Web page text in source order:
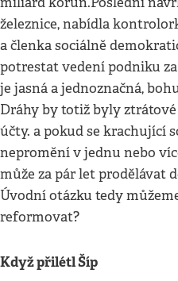
železnice, nabídla
a členka sociálně
potrestat vedení podniku
je jasná a jednoznačná,
Dráhy by totiž byly
účty. a pokud se krachující
nepromění v jednu nebo
může za pár let prodělávat
Úvodní otázku tedy
reformovat?
Když přilétl Šíp